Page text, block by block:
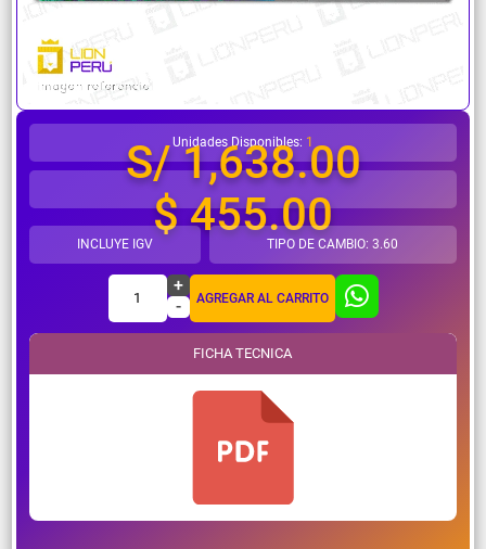
¿Necesitas ayuda?
Unidades Disponibles: 1
S/ 1,638.00
$ 455.00
INCLUYE IGV TIPO DE CAMBIO: 3.60
1
+
-
AGREGAR AL CARRITO
FICHA TECNICA